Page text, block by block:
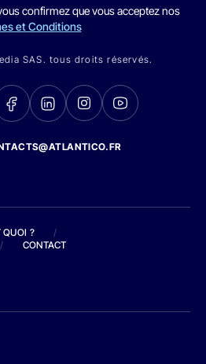
confirmez que vous acceptez nos
et Conditions
SAS. tous droits réservés.
QUOI ?
/
/ CONTACT